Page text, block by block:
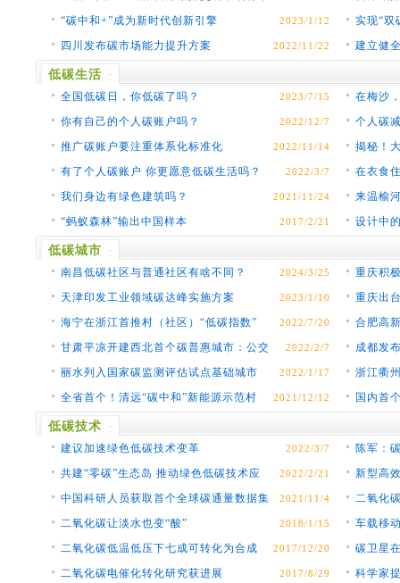
来哪些影响？
2023/1/12
“碳中和+”成为新时代创新引擎
实现“双
策管理
2022/11/22
四川发布碳市场能力提升方案 建立健
低碳生活
2023/7/15
全国低碳日，你低碳了吗？ 在梅沙
2022/12/7
你有自己的个人碳账户吗？ 个人碳
2022/11/14
推广碳账户要注重体系化标准化 揭秘！
2022/3/7
有了个人碳账户 你更愿意低碳生活吗？ 在衣食
2021/11/24
我们身边有绿色建筑吗？
来温榆
和”
2017/2/21
“蚂蚁森林”输出中国样本 设计中
低碳城市
2024/3/25
南昌低碳社区与普通社区有啥不同？ 重庆积
2023/1/10
天津印发工业领域碳达峰实施方案 重庆出
2022/7/20
海宁在浙江首推村（社区）“低碳指数” 合肥高
2022/2/7
甘肃平凉开建西北首个碳普惠城市：公交
出行、垃圾分类…
成都发
2022/1/17
丽水列入国家碳监测评估试点基础城市 浙江衢
2021/12/12
全省首个！清远“碳中和”新能源示范村
初步建成
国内首
低碳技术
2022/3/7
建议加速绿色低碳技术变革 陈军：
2022/2/21
共建“零碳”生态岛 推动绿色低碳技术应
用
新型高
宝”
2021/11/4
中国科研人员获取首个全球碳通量数据集 二氧化
2018/1/15
二氧化碳让淡水也变“酸”
车载移
CO2
2017/12/20
二氧化碳低温低压下七成可转化为合成
气
碳卫星
2017/8/29
二氧化碳电催化转化研究获进展 科学家